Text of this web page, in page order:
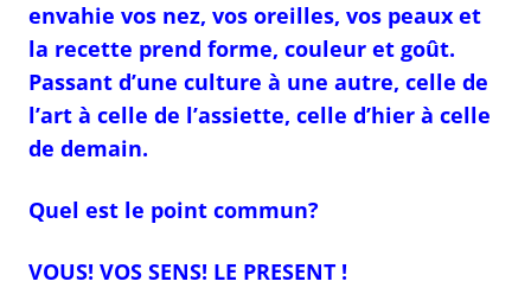
envahie vos nez, vos oreilles, vos peaux et
la recette prend forme, couleur et goût.
Passant d’une culture à une autre, celle de
l’art à celle de l’assiette, celle d’hier à celle
de demain.
Quel est le point commun?
VOUS! VOS SENS! LE PRESENT !